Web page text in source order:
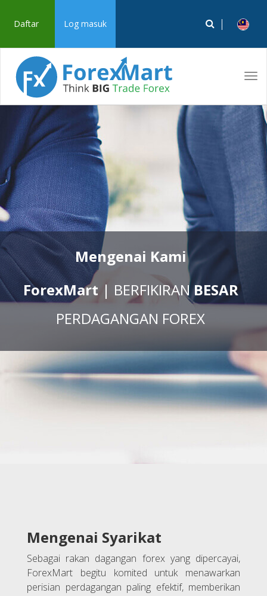
Daftar Log masuk
Mengenai Kami
ForexMart | BERFIKIRANBESAR
PERDAGANGAN FOREX
Mengenai Syarikat
Sebagai rakan dagangan forex yang dipercayai,
ForexMart begitu komited untuk menawarkan
perisian perdagangan paling efektif, memberikan